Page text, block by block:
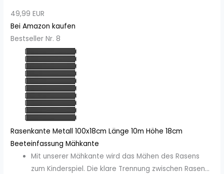
49,99 EUR
Bei Amazon kaufen
Bestseller Nr. 8
Rasenkante Metall 100x18cm Länge 10m Höhe 18cm
Beeteinfassung Mähkante
Mit unserer Mähkante wird das Mähen des Rasens
zum Kinderspiel. Die klare Trennung zwischen Rasen...